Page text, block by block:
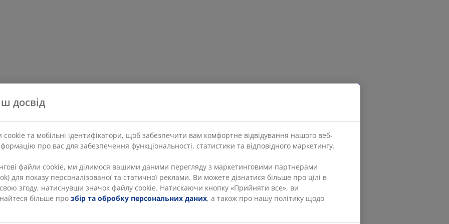
досвід
та мобільні ідентифікатори, щоб забезпечити вам комфортне відвідування нашого веб-
про вас для забезпечення функціональності, статистики та відповідного маркетингу.
файли cookie, ми ділимося вашими даними перегляду з маркетинговими партнерами
для показу персоналізованої та статичної реклами. Ви можете дізнатися більше про цілі в
свою згоду, натиснувши значок файлу cookie. Натискаючи кнопку «Прийняти все», ви
більше про збір та обробку персональних даних, а також про нашу політику щодо